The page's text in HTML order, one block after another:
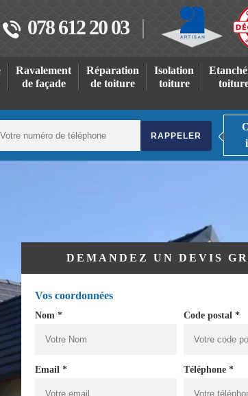
078 612 20 03
Ravalement
de façade
Réparation
de toiture
Isolation
toiture
DEMANDEZ UN DEVIS
Vos coordonnées
Nom * Code postal *
Email * Téléphone *